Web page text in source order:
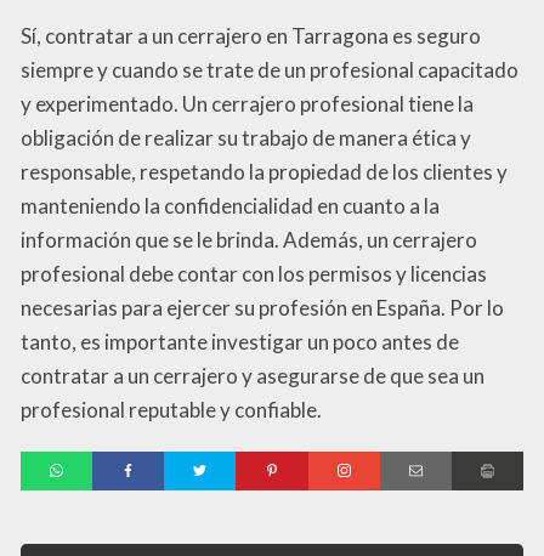
Sí, contratar a un cerrajero en Tarragona es seguro
siempre y cuando se trate de un profesional capacitado
y experimentado. Un cerrajero profesional tiene la
obligación de realizar su trabajo de manera ética y
responsable, respetando la propiedad de los clientes y
manteniendo la confidencialidad en cuanto a la
información que se le brinda. Además, un cerrajero
profesional debe contar con los permisos y licencias
necesarias para ejercer su profesión en España. Por lo
tanto, es importante investigar un poco antes de
contratar a un cerrajero y asegurarse de que sea un
profesional reputable y confiable.